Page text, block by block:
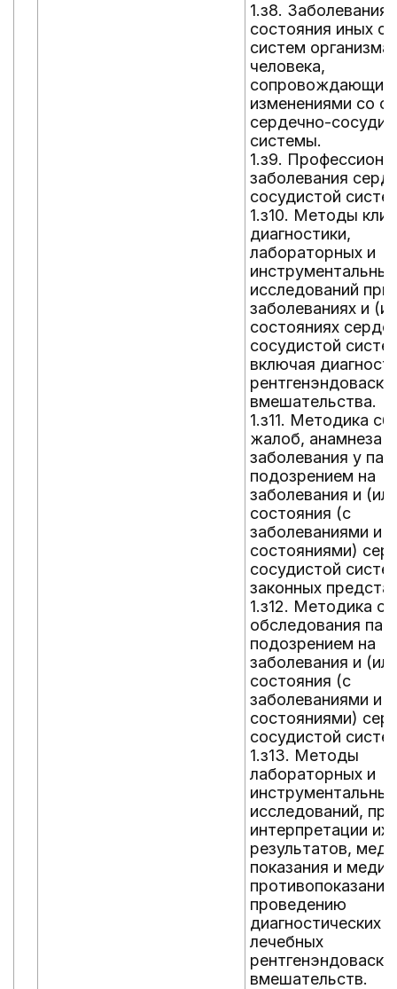
1.з8. Заболевания
состояния иных
систем организма
человека,
изменениями со
сердечно-
системы.
1.з9.
заболевания
сосудистой
1.з10. Методы
диагностики,
лабораторных и
инструментальных
исследований при
заболеваниях и
состояниях
сосудистой
включая
вмешательства.
1.з11. Методика
жалоб, анамнеза
заболевания у
подозрением на
заболевания и
состояния (с
заболеваниями и
состояниями)
сосудистой
законных
1.з12. Методика
обследования
подозрением на
заболевания и
состояния (с
заболеваниями и
состояниями)
сосудистой
1.з13. Методы
лабораторных и
инструментальных
исследований,
интерпретации их
результатов,
показания и
противопоказания
проведению
диагностических
лечебных
вмешательств.